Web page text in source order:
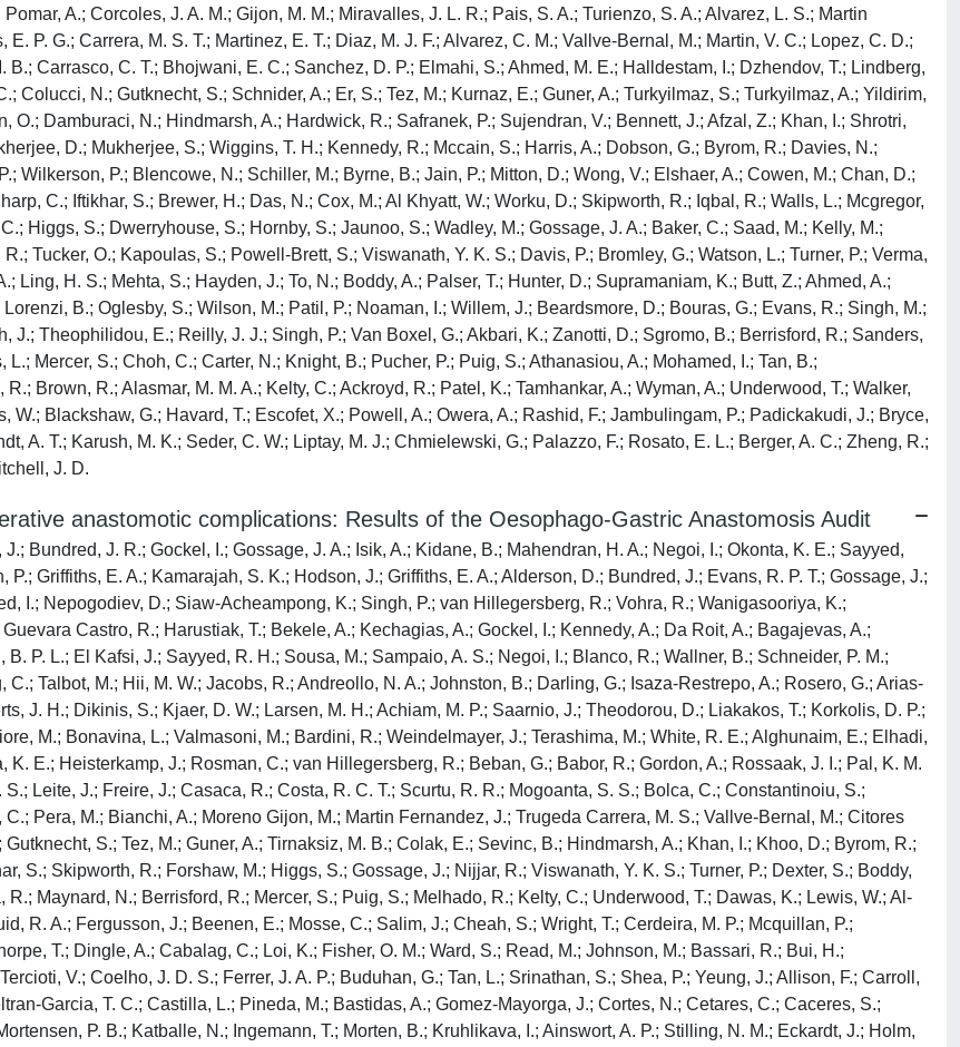
A.; Corcoles, J. A. M.; Gijon, M. M.; Miravalles, J. L. R.; Pais, S. A.; Turienzo, S. A.; Alvarez, L. S.; Martin
P. G.; Carrera, M. S. T.; Martinez, E. T.; Diaz, M. J. F.; Alvarez, C. M.; Vallve-Bernal, M.; Martin, V. C.; Lopez, C. D.;
Carrasco, C. T.; Bhojwani, E. C.; Sanchez, D. P.; Elmahi, S.; Ahmed, M. E.; Halldestam, I.; Dzhendov, T.; Lindberg,
Colucci, N.; Gutknecht, S.; Schnider, A.; Er, S.; Tez, M.; Kurnaz, E.; Guner, A.; Turkyilmaz, S.; Turkyilmaz, A.; Yildirim,
O.; Damburaci, N.; Hindmarsh, A.; Hardwick, R.; Safranek, P.; Sujendran, V.; Bennett, J.; Afzal, Z.; Khan, I.; Shrotri,
D.; Mukherjee, S.; Wiggins, T. H.; Kennedy, R.; Mccain, S.; Harris, A.; Dobson, G.; Byrom, R.; Davies, N.;
Wilkerson, P.; Blencowe, N.; Schiller, M.; Byrne, B.; Jain, P.; Mitton, D.; Wong, V.; Elshaer, A.; Cowen, M.; Chan, D.;
C.; Iftikhar, S.; Brewer, H.; Das, N.; Cox, M.; Al Khyatt, W.; Worku, D.; Skipworth, R.; Iqbal, R.; Walls, L.; Mcgregor,
Higgs, S.; Dwerryhouse, S.; Hornby, S.; Jaunoo, S.; Wadley, M.; Gossage, J. A.; Baker, C.; Saad, M.; Kelly, M.;
Tucker, O.; Kapoulas, S.; Powell-Brett, S.; Viswanath, Y. K. S.; Davis, P.; Bromley, G.; Watson, L.; Turner, P.; Verma,
Ling, H. S.; Mehta, S.; Hayden, J.; To, N.; Boddy, A.; Palser, T.; Hunter, D.; Supramaniam, K.; Butt, Z.; Ahmed, A.;
B.; Oglesby, S.; Wilson, M.; Patil, P.; Noaman, I.; Willem, J.; Beardsmore, D.; Bouras, G.; Evans, R.; Singh, M.;
J.; Theophilidou, E.; Reilly, J. J.; Singh, P.; Van Boxel, G.; Akbari, K.; Zanotti, D.; Sgromo, B.; Berrisford, R.; Sanders,
Mercer, S.; Choh, C.; Carter, N.; Knight, B.; Pucher, P.; Puig, S.; Athanasiou, A.; Mohamed, I.; Tan, B.;
Brown, R.; Alasmar, M. M. A.; Kelty, C.; Ackroyd, R.; Patel, K.; Tamhankar, A.; Wyman, A.; Underwood, T.; Walker,
Blackshaw, G.; Havard, T.; Escofet, X.; Powell, A.; Owera, A.; Rashid, F.; Jambulingam, P.; Padickakudi, J.; Bryce,
A. T.; Karush, M. K.; Seder, C. W.; Liptay, M. J.; Chmielewski, G.; Palazzo, F.; Rosato, E. L.; Berger, A. C.; Zheng, R.;
J. D.
anastomotic complications: Results of the Oesophago-Gastric Anastomosis Audit
Bundred, J. R.; Gockel, I.; Gossage, J. A.; Isik, A.; Kidane, B.; Mahendran, H. A.; Negoi, I.; Okonta, K. E.; Sayyed,
Griffiths, E. A.; Kamarajah, S. K.; Hodson, J.; Griffiths, E. A.; Alderson, D.; Bundred, J.; Evans, R. P. T.; Gossage, J.;
I.; Nepogodiev, D.; Siaw-Acheampong, K.; Singh, P.; van Hillegersberg, R.; Vohra, R.; Wanigasooriya, K.;
Castro, R.; Harustiak, T.; Bekele, A.; Kechagias, A.; Gockel, I.; Kennedy, A.; Da Roit, A.; Bagajevas, A.;
P. L.; El Kafsi, J.; Sayyed, R. H.; Sousa, M.; Sampaio, A. S.; Negoi, I.; Blanco, R.; Wallner, B.; Schneider, P. M.;
Talbot, M.; Hii, M. W.; Jacobs, R.; Andreollo, N. A.; Johnston, B.; Darling, G.; Isaza-Restrepo, A.; Rosero, G.; Arias-
J. H.; Dikinis, S.; Kjaer, D. W.; Larsen, M. H.; Achiam, M. P.; Saarnio, J.; Theodorou, D.; Liakakos, T.; Korkolis, D. P.;
M.; Bonavina, L.; Valmasoni, M.; Bardini, R.; Weindelmayer, J.; Terashima, M.; White, R. E.; Alghunaim, E.; Elhadi,
K. E.; Heisterkamp, J.; Rosman, C.; van Hillegersberg, R.; Beban, G.; Babor, R.; Gordon, A.; Rossaak, J. I.; Pal, K. M.
Leite, J.; Freire, J.; Casaca, R.; Costa, R. C. T.; Scurtu, R. R.; Mogoanta, S. S.; Bolca, C.; Constantinoiu, S.;
Pera, M.; Bianchi, A.; Moreno Gijon, M.; Martin Fernandez, J.; Trugeda Carrera, M. S.; Vallve-Bernal, M.; Citores
S.; Tez, M.; Guner, A.; Tirnaksiz, M. B.; Colak, E.; Sevinc, B.; Hindmarsh, A.; Khan, I.; Khoo, D.; Byrom, R.;
S.; Skipworth, R.; Forshaw, M.; Higgs, S.; Gossage, J.; Nijjar, R.; Viswanath, Y. K. S.; Turner, P.; Dexter, S.; Boddy,
Maynard, N.; Berrisford, R.; Mercer, S.; Puig, S.; Melhado, R.; Kelty, C.; Underwood, T.; Dawas, K.; Lewis, W.; Al-
R. A.; Fergusson, J.; Beenen, E.; Mosse, C.; Salim, J.; Cheah, S.; Wright, T.; Cerdeira, M. P.; Mcquillan, P.;
T.; Dingle, A.; Cabalag, C.; Loi, K.; Fisher, O. M.; Ward, S.; Read, M.; Johnson, M.; Bassari, R.; Bui, H.;
V.; Coelho, J. D. S.; Ferrer, J. A. P.; Buduhan, G.; Tan, L.; Srinathan, S.; Shea, P.; Yeung, J.; Allison, F.; Carroll,
Garcia, T. C.; Castilla, L.; Pineda, M.; Bastidas, A.; Gomez-Mayorga, J.; Cortes, N.; Cetares, C.; Caceres, S.;
P. B.; Katballe, N.; Ingemann, T.; Morten, B.; Kruhlikava, I.; Ainswort, A. P.; Stilling, N. M.; Eckardt, J.; Holm,